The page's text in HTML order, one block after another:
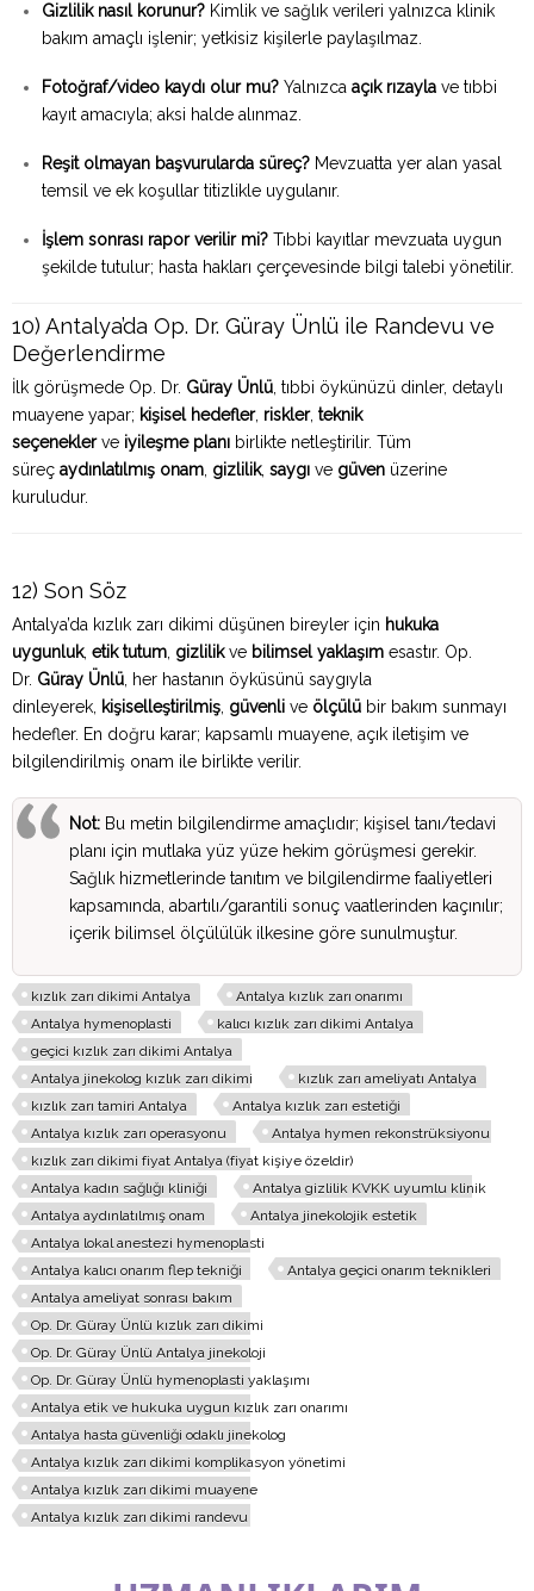
Gizlilik nasıl korunur? Kimlik ve sağlık verileri yalnızca klinik
bakım amaçlı işlenir; yetkisiz kişilerle paylaşılmaz.
Fotoğraf/video kaydı olur mu? Yalnızca açık rızayla ve tıbbi
kayıt amacıyla; aksi halde alınmaz.
Reşit olmayan başvurularda süreç? Mevzuatta yer alan yasal
temsil ve ek koşullar titizlikle uygulanır.
İşlem sonrası rapor verilir mi? Tıbbi kayıtlar mevzuata uygun
şekilde tutulur; hasta hakları çerçevesinde bilgi talebi yönetilir.
10) Antalya’da Op. Dr. Güray Ünlü ile Randevu ve
Değerlendirme
İlk görüşmede Op. Dr. Güray Ünlü , tıbbi öykünüzü dinler, detaylı
muayene yapar; kişisel hedefler, riskler, teknik
seçeneklerve iyileşme planı birlikte netleştirilir. Tüm
süreç aydınlatılmış onam gizlilik, saygı ve güven üzerine
kuruludur.
12) Son Söz
Antalya’da kızlık zarı dikimi düşünen bireyler için hukuka
uygunluk, etik tutum gizlilikve bilimsel yaklaşım esastır. Op.
Dr. Güray Ünlü , her hastanın öyküsünü saygıyla
dinleyerek, kişiselleştirilmiş güvenli ve ölçülü bir bakım sunmayı
hedefler. En doğru karar; kapsamlı muayene, açık iletişim ve
bilgilendirilmiş onam ile birlikte verilir.
Not: Bu metin bilgilendirme amaçlıdır; kişisel tanı/tedavi
planı için mutlaka yüz yüze hekim görüşmesi gerekir.
Sağlık hizmetlerinde tanıtım ve bilgilendirme faaliyetleri
kapsamında, abartılı/garantili sonuç vaatlerinden kaçınılır;
içerik bilimsel ölçülülük ilkesine göre sunulmuştur.
kızlık zarı dikimi Antalya
Antalya kızlık zarı onarımı
Antalya hymenoplasti
kalıcı kızlık zarı dikimi Antalya
geçici kızlık zarı dikimi Antalya
Antalya jinekolog kızlık zarı dikimi
kızlık zarı ameliyatı Antalya
kızlık zarı tamiri Antalya
Antalya kızlık zarı estetiği
Antalya kızlık zarı operasyonu
Antalya hymen rekonstrüksiyonu
kızlık zarı dikimi fiyat Antalya (fiyat kişiye özeldir)
Antalya kadın sağlığı kliniği
Antalya gizlilik KVKK uyumlu klinik
Antalya aydınlatılmış onam
Antalya jinekolojik estetik
Antalya lokal anestezi hymenoplasti
Antalya kalıcı onarım flep tekniği
Antalya geçici onarım teknikleri
Antalya ameliyat sonrası bakım
Op. Dr. Güray Ünlü kızlık zarı dikimi
Op. Dr. Güray Ünlü Antalya jinekoloji
Op. Dr. Güray Ünlü hymenoplasti yaklaşımı
Antalya etik ve hukuka uygun kızlık zarı onarımı
Antalya hasta güvenliği odaklı jinekolog
Antalya kızlık zarı dikimi komplikasyon yönetimi
Antalya kızlık zarı dikimi muayene
Antalya kızlık zarı dikimi randevu